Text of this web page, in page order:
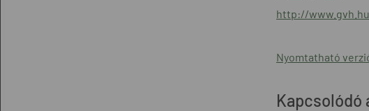
http://www.gvh.hu
Nyomtatható
Kapcsolódó